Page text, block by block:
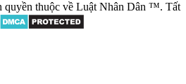
quyền thuộc về Luật Nhân Dân ™. Tất